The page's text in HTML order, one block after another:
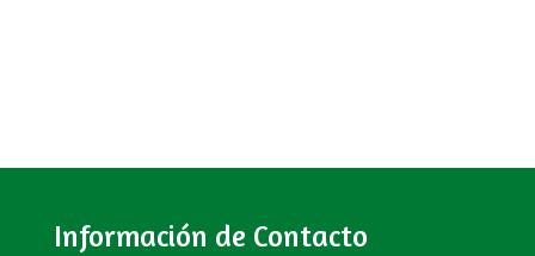
Información de Contacto